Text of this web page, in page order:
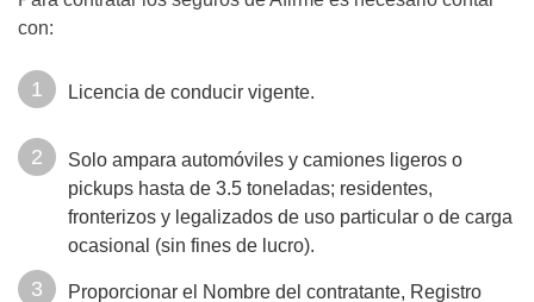
con:
Licencia de conducir vigente.
Solo ampara automóviles y camiones ligeros o
pickups hasta de 3.5 toneladas; residentes,
fronterizos y legalizados de uso particular o de carga
ocasional (sin fines de lucro).
Proporcionar el Nombre del contratante, Registro